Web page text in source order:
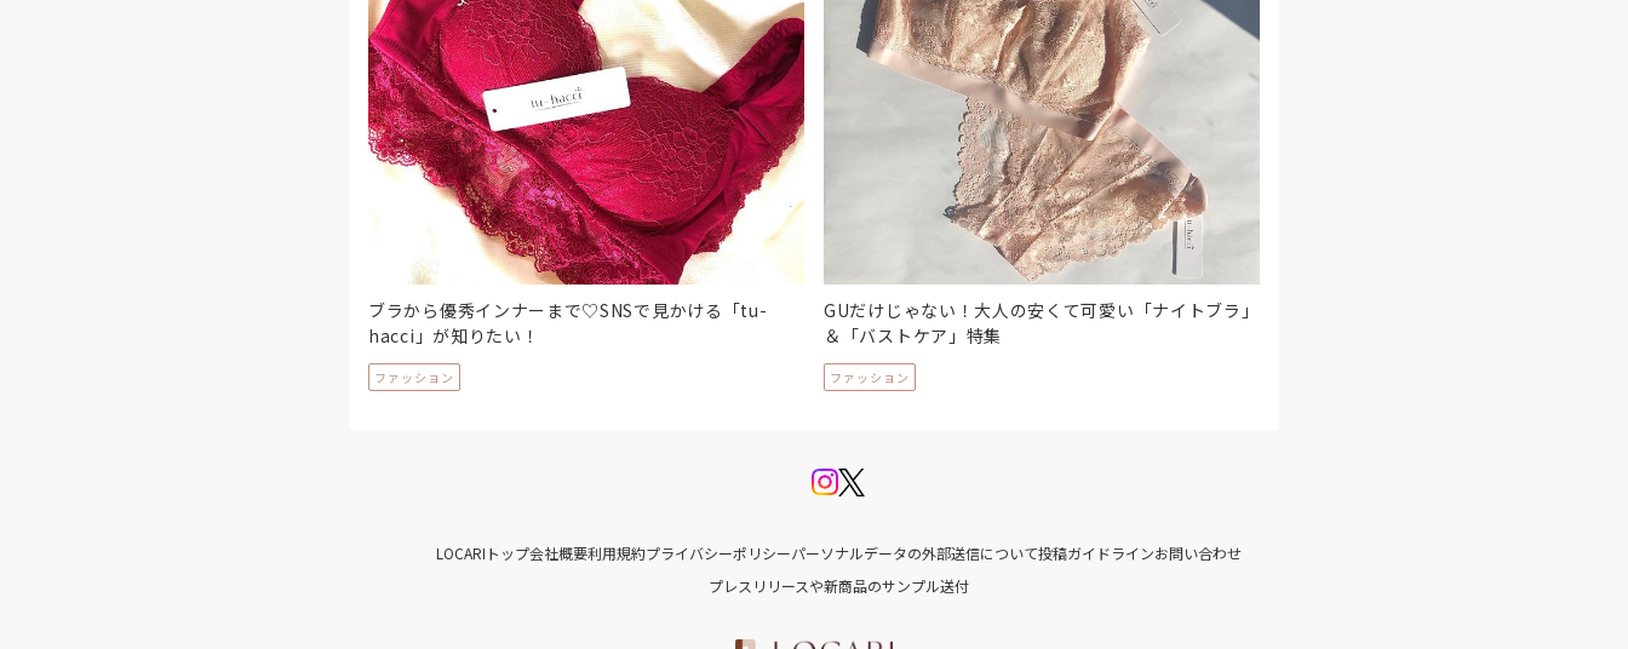
ブラから優秀インナーまで♡SNSで見かける「tu-
hacci」が知りたい！
ファッション
GUだけじゃない！大人の安くて可愛い「ナイトブラ」
＆「バストケア」特集
ファッション
LOCARIトップ会社概要利用規約プライバシーポリシーパーソナルデータの外部送信について投稿ガイドラインお問い合わせ
プレスリリースや新商品のサンプル送付